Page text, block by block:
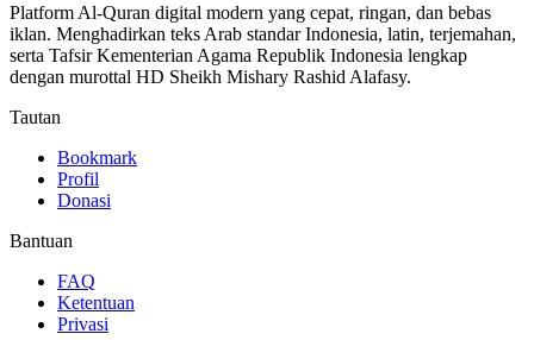
Platform Al-Quran digital modern yang cepat, ringan, dan bebas
iklan. Menghadirkan teks Arab standar Indonesia, latin, terjemahan,
serta Tafsir Kementerian Agama Republik Indonesia lengkap
dengan murottal HD Sheikh Mishary Rashid Alafasy.
Tautan
Bookmark
Profil
Donasi
Bantuan
FAQ
Ketentuan
Privasi